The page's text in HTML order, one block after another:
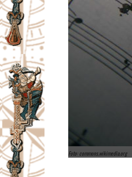
Foto: commons.wikimedia.org